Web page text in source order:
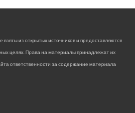
из открытых источников и предоставляются
целях. Права на материалы принадлежат их
ответственности за содержание материала